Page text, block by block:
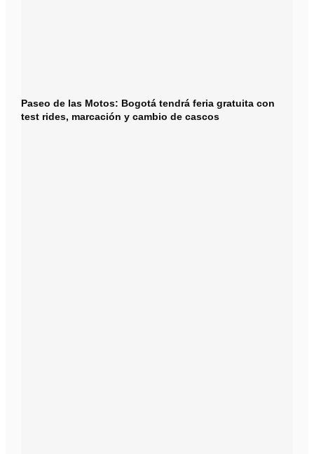
Paseo de las Motos: Bogotá tendrá feria gratuita con
test rides, marcación y cambio de cascos